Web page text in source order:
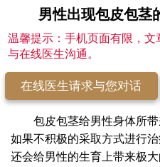
男性出现包皮包茎
温馨提示：手机页面有限，
与在线医生沟通。
在线医生请求与您对话
包皮包茎给男性身体所带
如果不积极的采取方式进行
还会给男性的生育上带来极